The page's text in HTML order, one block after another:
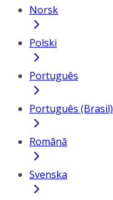
Norsk
Polski
Português
Português (Brasil)
Română
Svenska